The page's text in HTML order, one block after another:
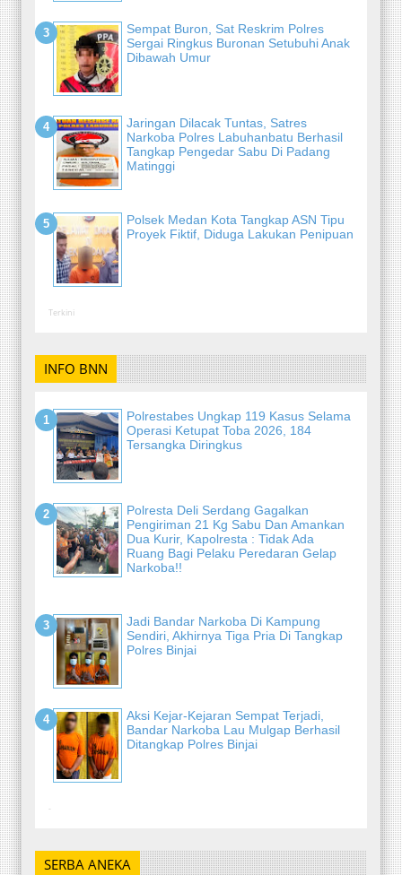
Sempat Buron, Sat Reskrim Polres
Sergai Ringkus Buronan Setubuhi Anak
Dibawah Umur
Jaringan Dilacak Tuntas, Satres
Narkoba Polres Labuhanbatu Berhasil
Tangkap Pengedar Sabu Di Padang
Matinggi
Polsek Medan Kota Tangkap ASN Tipu
Proyek Fiktif, Diduga Lakukan Penipuan
Terkini
INFO BNN
Polrestabes Ungkap 119 Kasus Selama
Operasi Ketupat Toba 2026, 184
Tersangka Diringkus
Polresta Deli Serdang Gagalkan
Pengiriman 21 Kg Sabu Dan Amankan
Dua Kurir, Kapolresta : Tidak Ada
Ruang Bagi Pelaku Peredaran Gelap
Narkoba!!
Jadi Bandar Narkoba Di Kampung
Sendiri, Akhirnya Tiga Pria Di Tangkap
Polres Binjai
Aksi Kejar-Kejaran Sempat Terjadi,
Bandar Narkoba Lau Mulgap Berhasil
Ditangkap Polres Binjai
-
SERBA ANEKA